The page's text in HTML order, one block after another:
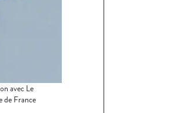
avec Le
de France